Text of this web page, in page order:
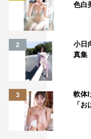
色白
2
小日
真集
3
軟体I
「